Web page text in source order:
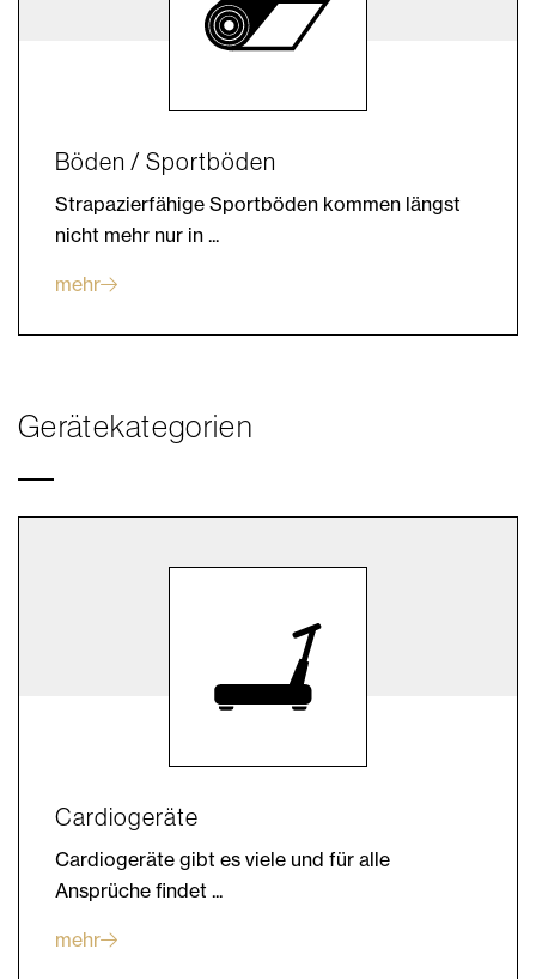
Böden / Sportböden
Strapazierfähige Sportböden kommen längst
nicht mehr nur in ...
mehr
Gerätekategorien
Cardiogeräte
Cardiogeräte gibt es viele und für alle
Ansprüche findet ...
mehr